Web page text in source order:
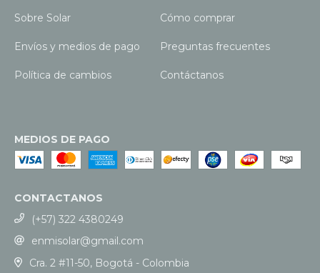
Sobre Solar
Cómo comprar
Envíos y medios de pago Preguntas frecuentes
Política de cambios Contáctanos
MEDIOS DE PAGO
CONTACTANOS
(+57) 322 4380249
enmisolar@gmail.com
Cra. 2 #11-50, Bogotá - Colombia